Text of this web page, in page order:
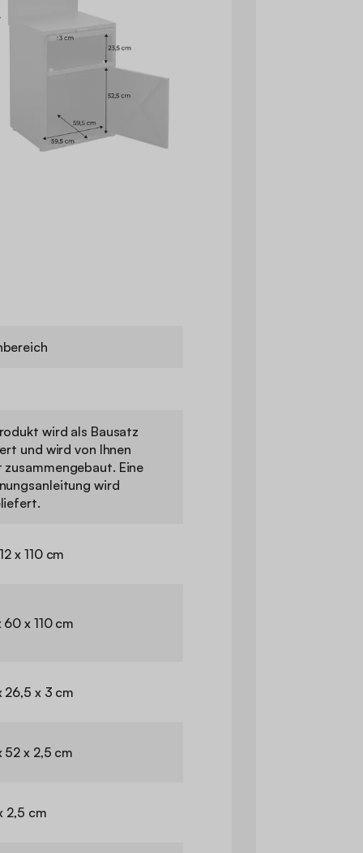
wird als Bausatz
und wird von Ihnen
zusammengebaut. Eine
wird
x 110 cm
60 x 110 cm
26,5 x 3 cm
52 x 2,5 cm
2,5 cm